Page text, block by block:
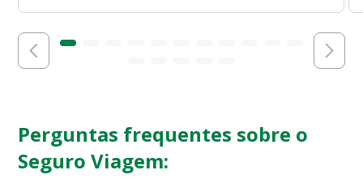
Perguntas frequentes sobre o
Seguro Viagem: